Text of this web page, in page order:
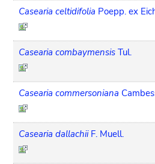
Casearia celtidifolia Poepp. ex
Casearia combaymensis Tul.
Casearia commersoniana
Casearia dallachii F. Muell.